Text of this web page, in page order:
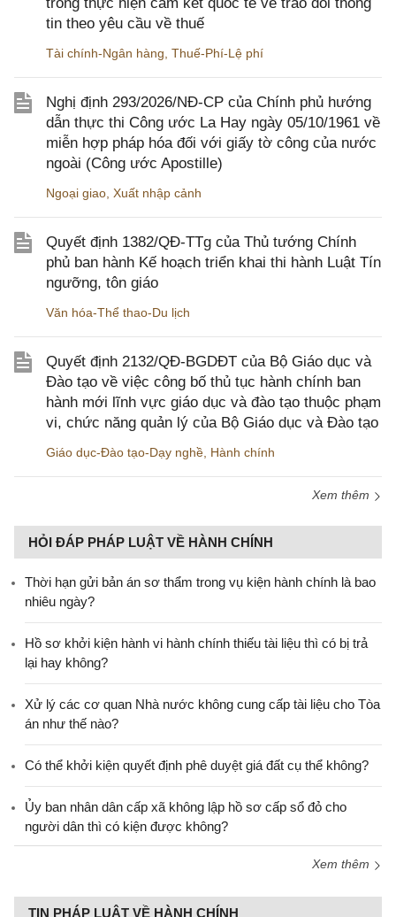
trong thực hiện cam kết quốc tế về trao đổi thông
tin theo yêu cầu về thuế
Tài chính-Ngân hàng, Thuế-Phí-Lệ phí
Nghị định 293/2026/NĐ-CP của Chính phủ hướng
dẫn thực thi Công ước La Hay ngày 05/10/1961 về
miễn hợp pháp hóa đối với giấy tờ công của nước
ngoài (Công ước Apostille)
Ngoại giao, Xuất nhập cảnh
Quyết định 1382/QĐ-TTg của Thủ tướng Chính
phủ ban hành Kế hoạch triển khai thi hành Luật Tín
ngưỡng, tôn giáo
Văn hóa-Thể thao-Du lịch
Quyết định 2132/QĐ-BGDĐT của Bộ Giáo dục và
Đào tạo về việc công bố thủ tục hành chính ban
hành mới lĩnh vực giáo dục và đào tạo thuộc phạm
vi, chức năng quản lý của Bộ Giáo dục và Đào tạo
Giáo dục-Đào tạo-Dạy nghề, Hành chính
Xem thêm
HỎI ĐÁP PHÁP LUẬT VỀ HÀNH CHÍNH
Thời hạn gửi bản án sơ thẩm trong vụ kiện hành chính là bao
nhiêu ngày?
Hồ sơ khởi kiện hành vi hành chính thiếu tài liệu thì có bị trả
lại hay không?
Xử lý các cơ quan Nhà nước không cung cấp tài liệu cho Tòa
án như thế nào?
Có thể khởi kiện quyết định phê duyệt giá đất cụ thể không?
Ủy ban nhân dân cấp xã không lập hồ sơ cấp sổ đỏ cho
người dân thì có kiện được không?
Xem thêm
TIN PHÁP LUẬT VỀ HÀNH CHÍNH